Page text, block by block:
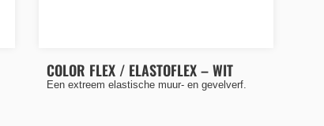
COLOR FLEX / ELASTOFLEX – WIT
Een extreem elastische muur- en gevelverf.